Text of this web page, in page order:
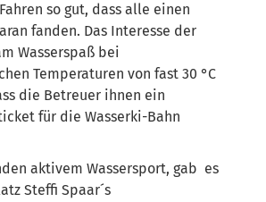
so gut, dass alle einen
fanden. Das Interesse der
Wasserspaß bei
Temperaturen von fast 30 °C
die Betreuer ihnen ein
für die Wasserki-Bahn
aktivem Wassersport, gab es
Steffi Spaar´s